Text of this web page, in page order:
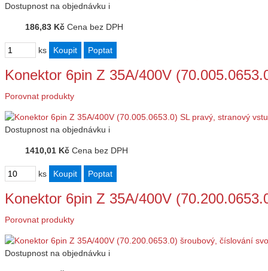
Dostupnost na objednávku i
186,83 Kč Cena bez DPH
ks
Konektor 6pin Z 35A/400V
Porovnat produkty
Dostupnost na objednávku i
1410,01 Kč Cena bez DPH
ks
Konektor 6pin Z 35A/400V
Porovnat produkty
Dostupnost na objednávku i